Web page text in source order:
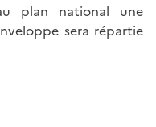
plan national une
sera répartie